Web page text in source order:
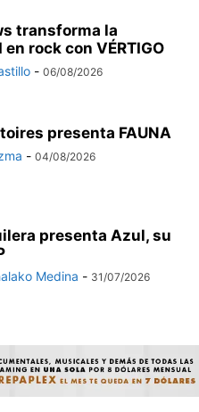
transforma la
rock con VÉRTIGO
- 06/08/2026
presenta FAUNA
- 04/08/2026
presenta Azul, su
Medina - 31/07/2026